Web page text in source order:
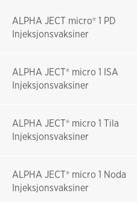
ALPHA JECT micro® 1 PD
Injeksjonsvaksiner
ALPHA JECT® micro 1 ISA
Injeksjonsvaksiner
ALPHA JECT® micro 1 Tila
Injeksjonsvaksiner
ALPHA JECT® micro 1 Noda
Injeksjonsvaksiner